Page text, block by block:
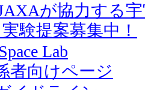
が協力する
験提案募集中！
Lab
者向けページ